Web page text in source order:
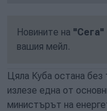
Новините на "Сега"
вашия мейл.
Цяла Куба остана
излезе една от
министърът на